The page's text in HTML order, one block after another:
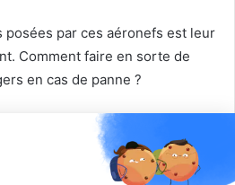
posées par ces aéronefs est leur
Comment faire en sorte de
en cas de panne ?
imaginés sont variés avec des
mais qui ne peuvent se
altitude (environ 150 m).